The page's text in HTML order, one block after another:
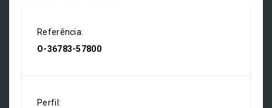
Referência:
O-36783-57800
Perfil: